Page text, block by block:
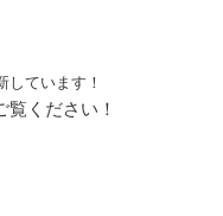
ています！
ください！